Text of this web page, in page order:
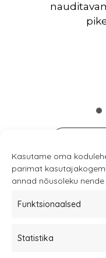
Kasutame oma
parimat
annad nõusoleku
Funktsionaalsed
Statistika